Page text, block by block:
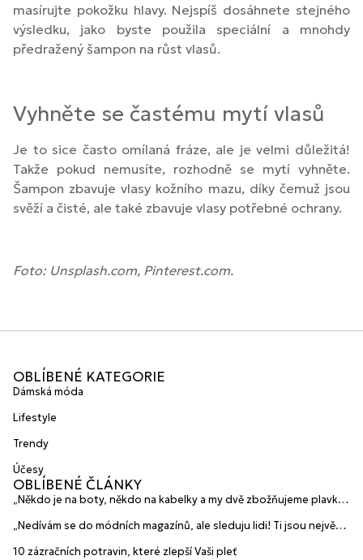
masírujte pokožku hlavy. Nejspíš dosáhnete stejného
výsledku, jako byste použila speciální a mnohdy
předražený šampon na růst vlasů.
Vyhněte se častému mytí vlasů
Je to sice často omílaná fráze, ale je velmi důležitá!
Takže pokud nemusíte, rozhodně se mytí vyhněte.
Šampon zbavuje vlasy kožního mazu, díky čemuž jsou
svěží a čisté, ale také zbavuje vlasy potřebné ochrany.
Foto: Unsplash.com, Pinterest.com.
OBLÍBENÉ KATEGORIE
Dámská móda
Lifestyle
Trendy
Účesy
OBLÍBENÉ ČLÁNKY
„Někdo je na boty, někdo na kabelky a my dvě zbožňujeme plavky“
HANAJANA Swimwear
„Nedívám se do módních magazínů, ale sleduju lidi! Ti jsou největší
10 zázračních potravin, které zlepší Vaši pleť